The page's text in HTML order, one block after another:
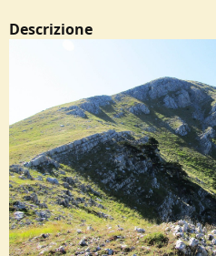
Descrizione